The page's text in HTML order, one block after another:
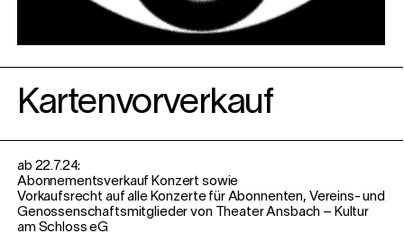
Kartenvorverkauf
ab 22.7.24:
Abonnementsverkauf Konzert sowie
Vorkaufsrecht auf alle Konzerte für Abonnenten, Vereins- und
Genossenschaftsmitglieder von Theater Ansbach – Kultur
am Schloss eG